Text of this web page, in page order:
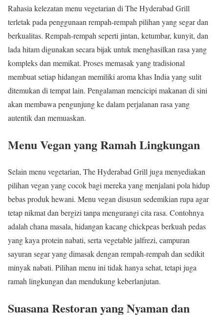
Rahasia kelezatan menu vegetarian di The Hyderabad Grill
terletak pada penggunaan rempah-rempah pilihan yang segar dan
berkualitas. Rempah-rempah seperti jintan, ketumbar, kunyit, dan
lada hitam digunakan secara bijak untuk menghasilkan rasa yang
kompleks dan memikat. Proses memasak yang tradisional
membuat setiap hidangan memiliki aroma khas India yang sulit
ditemukan di tempat lain. Pengalaman mencicipi makanan di sini
akan membawa pengunjung ke dalam perjalanan rasa yang
autentik dan memuaskan.
Menu Vegan yang Ramah Lingkungan
Selain menu vegetarian, The Hyderabad Grill juga menyediakan
pilihan vegan yang cocok bagi mereka yang menjalani pola hidup
bebas produk hewani. Menu vegan disusun sedemikian rupa agar
tetap nikmat dan bergizi tanpa mengurangi cita rasa. Contohnya
adalah chana masala, hidangan kacang chickpeas berkuah pedas
yang kaya protein nabati, serta vegetable jalfrezi, campuran
sayuran segar yang dimasak dengan rempah-rempah dan sedikit
minyak nabati. Pilihan menu ini tidak hanya sehat, tetapi juga
ramah lingkungan dan mendukung keberlanjutan.
Suasana Restoran yang Nyaman dan